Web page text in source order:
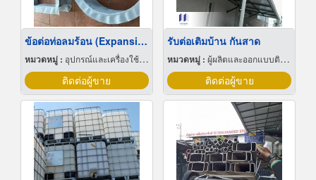
ข้อต่อท่อลมร้อน (Expansion Joint)
หมวดหมู่ : อุปกรณ์และเครื่องใช้อุตสาหกรรม
ติดต่อผู้ขาย
รับต่อเติมบ้าน กันสาด
หมวดหมู่ : ผู้ผลิตและออกแบบติดตั้งห้องเย็น
ติดต่อผู้ขาย